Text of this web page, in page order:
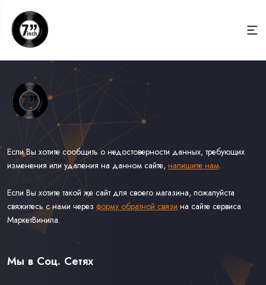
Если Вы хотите сообщить о недостоверности данных, требующих
изменения или удаления на данном сайте, напишите нам.
Если Вы хотите такой же сайт для своего магазина, пожалуйста
свяжитесь с нами через форму обратной связи на сайте сервиса
МаркетВинила.
Весь Каталог Винила на 7''
Рок на 7''
Мы в Соц. Сетях